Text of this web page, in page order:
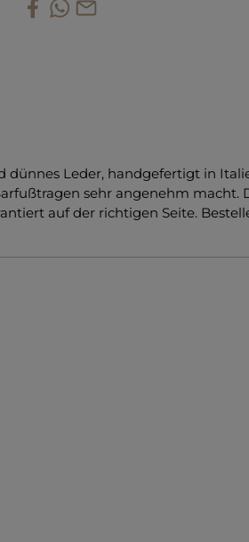
dünnes Leder, handgefertigt in
sehr angenehm macht.
auf der richtigen Seite.